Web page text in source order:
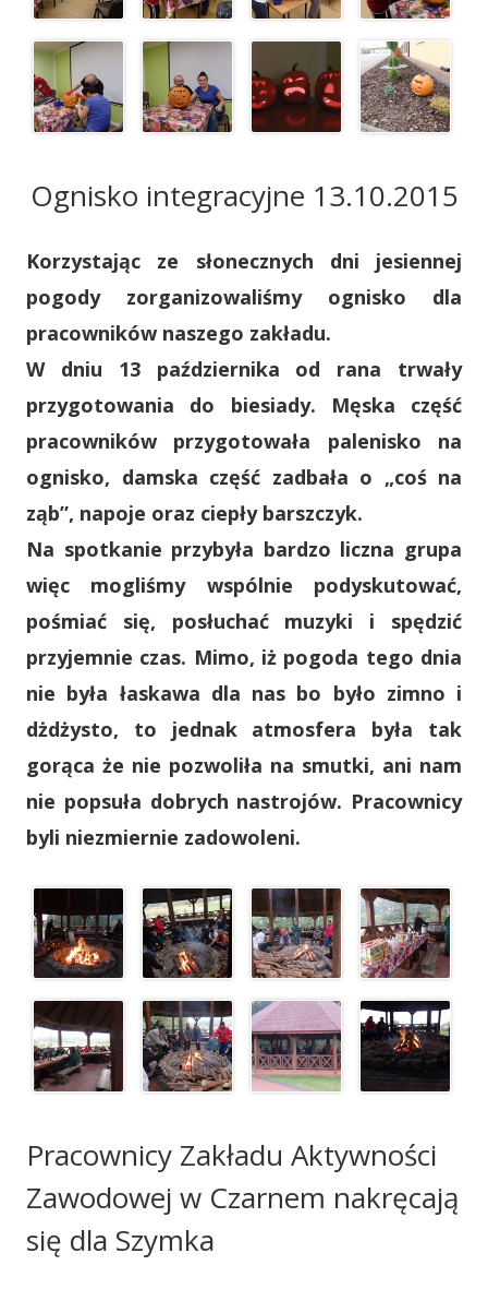
Ognisko integracyjne 13.10.2015
Korzystając ze słonecznych dni jesiennej
pogody zorganizowaliśmy ognisko dla
pracowników naszego zakładu.
W dniu 13 października od rana trwały
przygotowania do biesiady. Męska część
pracowników przygotowała palenisko na
ognisko, damska część zadbała o „coś na
ząb”, napoje oraz ciepły barszczyk.
Na spotkanie przybyła bardzo liczna grupa
więc mogliśmy wspólnie podyskutować,
pośmiać się, posłuchać muzyki i spędzić
przyjemnie czas. Mimo, iż pogoda tego dnia
nie była łaskawa dla nas bo było zimno i
dżdżysto, to jednak atmosfera była tak
gorąca że nie pozwoliła na smutki, ani nam
nie popsuła dobrych nastrojów. Pracownicy
byli niezmiernie zadowoleni.
Pracownicy Zakładu Aktywności
Zawodowej w Czarnem nakręcają
się dla Szymka